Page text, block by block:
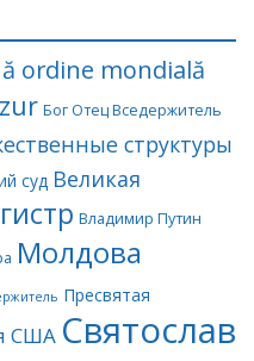
ordine mondială
Бог Отец Вседержитель
структуры
суд Великая
Владимир Путин
Молдова
Пресвятая
США Святослав